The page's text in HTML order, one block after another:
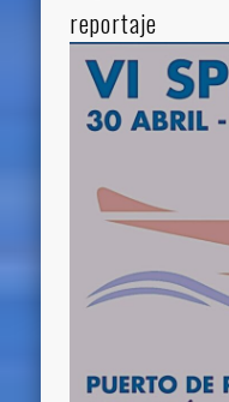
reportaje